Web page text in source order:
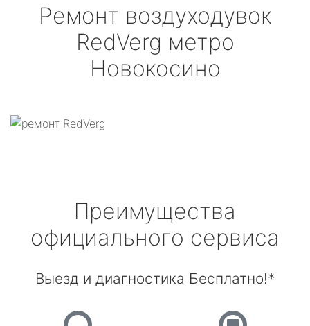
Ремонт воздуходувок
RedVerg метро
Новокосино
Преимущества
официального сервиса
Выезд и диагностика Бесплатно!*